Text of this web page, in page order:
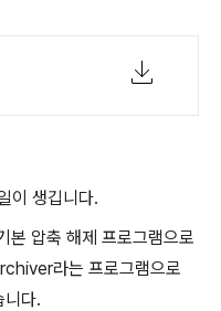
이 생깁니다.
압축 해제 프로그램으로
라는 프로그램으로
다.